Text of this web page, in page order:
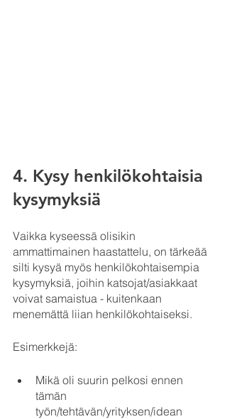
4. Kysy henkilökohtaisia
kysymyksiä
Vaikka kyseessä olisikin
ammattimainen haastattelu, on tärkeää
silti kysyä myös henkilökohtaisempia
kysymyksiä, joihin katsojat/asiakkaat
voivat samaistua - kuitenkaan
menemättä liian henkilökohtaiseksi.
Esimerkkejä:
Mikä oli suurin pelkosi ennen
tämän
työn/tehtävän/yrityksen/idean